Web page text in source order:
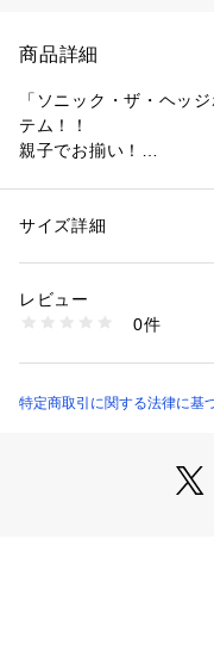
商品詳細
「ソニック・ザ・ヘッ
テム！！
親子でお揃い！
ミニ裏毛のワイドシル
ーーーーーーーーー
※商品の色味は、撮影場
また、お客様のお使い
違って見える場合が御座
性別：キッズ・ベビー
素材：本体：綿60% 本体：
生産国：中国
洗濯：液温は30℃を限度と
洗濯処理後のタンブル乾燥
アイロン仕上げ処理はでき
※詳しい洗濯方法について
3510100003513
サイズ詳細
レビュー
0件
特定商取引に関する法律に基